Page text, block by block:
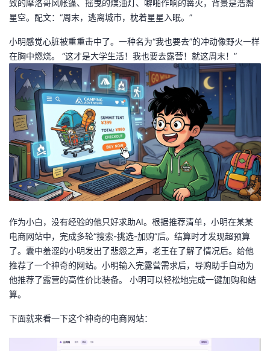
博
客
的
论
坛
我
的
圈
子
我
的
直
播
我
的
活
动
我
的
关
注
我
的
开
发
者
学
我
我
的
Programs
我
的
支
持
致的摩洛哥风帐篷、摇曳的煤油灯、噼啪作响的篝火，背景是浩瀚
星空。配文：“周末，逃离城市，枕着星星入眠。”
小明感觉心脏被重重击中了。一种名为“我也要去”的冲动像野火一样
在胸中燃烧。 “这才是大学生活！我也要去露营！就这周末！”
作为小白，没有经验的他只好求助AI。根据推荐清单，小明在某某
电商网站中，完成多轮“搜索-挑选-加购”后。结算时才发现超预算
了。囊中羞涩的小明发出了悲怨之声，老王在了解了情况后。给他
推荐了一个神奇的网站。小明输入完露营需求后，导购助手自动为
他推荐了露营的高性价比装备。 小明可以轻松地完成一键加购和结
算。
下面就来看一下这个神奇的电商网站：